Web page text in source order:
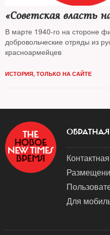
«Советская власть
В марте 1940-го на стороне
добровольческие отряды из
красноармейцев
ИСТОРИЯ, ТОЛЬКО НА САЙТЕ
ОБРАТНАЯ
Для